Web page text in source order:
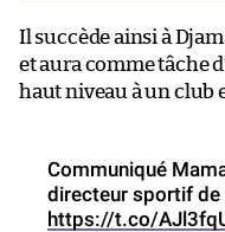
Il succède ainsi à
et aura comme tâche
haut niveau à un club
Communiqué
directeur sportif de
https://t.co/